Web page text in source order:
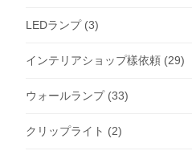
LEDランプ(3)
インテリアショップ樣依頼 (29)
ウォールランプ(33)
クリップライト (2)